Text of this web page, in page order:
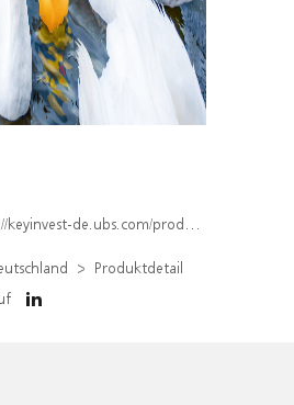
de.ubs.com/produkt/detail/index/isin/DE000WA5CTH1
Produktdetail